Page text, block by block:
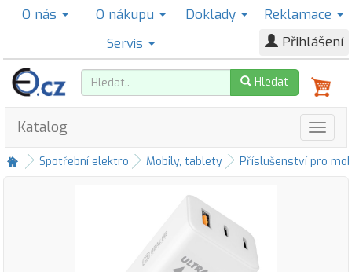
O nás O nákupu Doklady
Reklamace
Servis
Přihlášení
Hledat
Katalog
Spotřební elektro Mobily, tablety Příslušenství pro